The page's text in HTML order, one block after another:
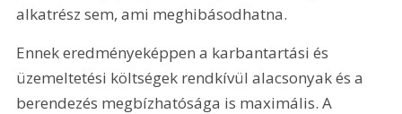
alkatrész sem, ami meghibásodhatna.
Ennek eredményeképpen a karbantartási és
üzemeltetési költségek rendkívül alacsonyak és a
berendezés megbízhatósága is maximális. A